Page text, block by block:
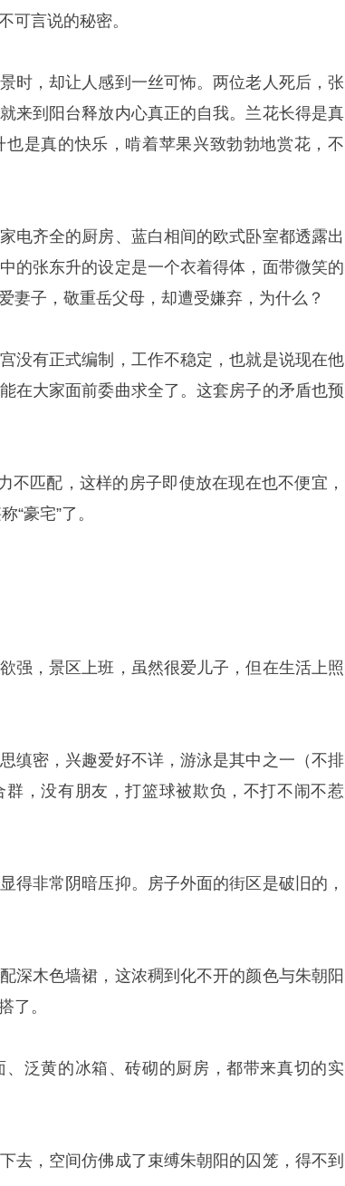
可言说的秘密。
时，却让人感到一丝可怖。两位老人死后，张
来到阳台释放内心真正的自我。兰花长得是真
是真的快乐，啃着苹果兴致勃勃地赏花，不
电齐全的厨房、蓝白相间的欧式卧室都透露出
的张东升的设定是一个衣着得体，面带微笑的
妻子，敬重岳父母，却遭受嫌弃，为什么？
没有正式编制，工作不稳定，也就是说现在他
在大家面前委曲求全了。这套房子的矛盾也预
不匹配，这样的房子即使放在现在也不便宜，
“豪宅”了。
强，景区上班，虽然很爱儿子，但在生活上照
缜密，兴趣爱好不详，游泳是其中之一（不排
，没有朋友，打篮球被欺负，不打不闹不惹
得非常阴暗压抑。房子外面的街区是破旧的，
深木色墙裙，这浓稠到化不开的颜色与朱朝阳
了。
泛黄的冰箱、砖砌的厨房，都带来真切的实
去，空间仿佛成了束缚朱朝阳的囚笼，得不到